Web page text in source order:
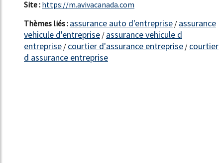
Site : https://m.avivacanada.com
Thèmes liés : assurance auto d'entreprise / assurance
vehicule d'entreprise / assurance vehicule d
entreprise / courtier d'assurance entreprise / courtier
d assurance entreprise